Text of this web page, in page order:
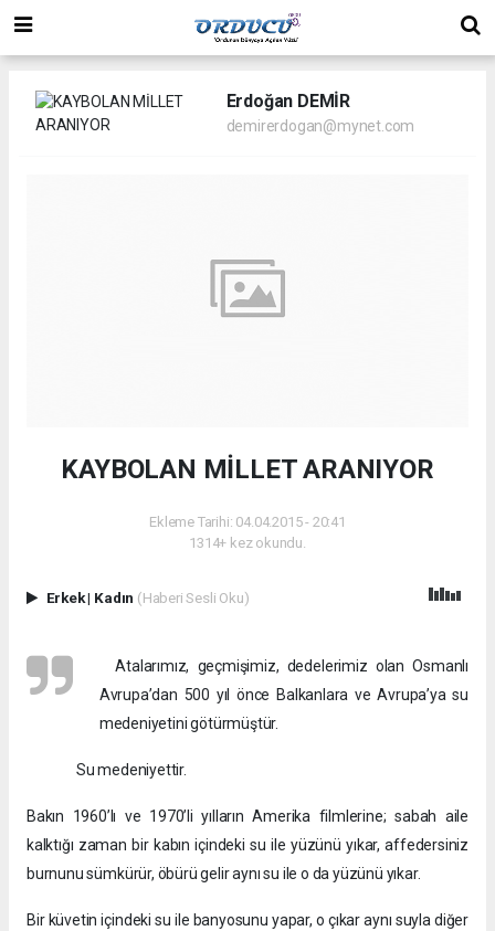
Erdoğan DEMİR
demirerdogan@mynet.com
KAYBOLAN MİLLET ARANIYOR
Ekleme Tarihi: 04.04.2015 - 20:41
1314+ kez okundu.
Erkek| Kadın (Haberi Sesli Oku)
Atalarımız, geçmişimiz, dedelerimiz olan Osmanlı
Avrupa’dan 500 yıl önce Balkanlara ve Avrupa’ya su
medeniyetini götürmüştür.
Su medeniyettir.
Bakın 1960’lı ve 1970’li yılların Amerika filmlerine; sabah aile
kalktığı zaman bir kabın içindeki su ile yüzünü yıkar, affedersiniz
burnunu sümkürür, öbürü gelir aynı su ile o da yüzünü yıkar.
Bir küvetin içindeki su ile banyosunu yapar, o çıkar aynı suyla diğer